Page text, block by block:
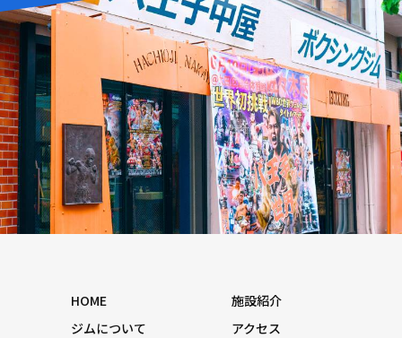
HOME
ジムについて
施設紹介
アクセス